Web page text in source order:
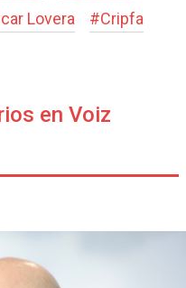
Lovera #Cripfa
en Voiz